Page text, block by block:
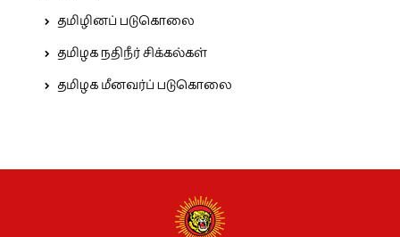
தமிழினப் படுகொலை
தமிழக நதிநீர் சிக்கல்கள்
தமிழக மீனவர்ப் படுகொலை